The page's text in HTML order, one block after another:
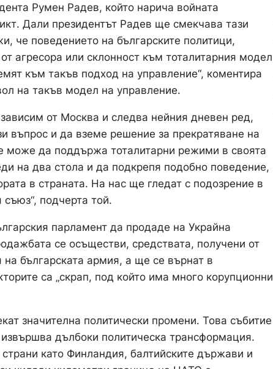
Румен Радев, който нарича войната
Дали президентът Радев ще смекчава тази
че поведението на българските политици,
агресора или склонност към тоталитарния модел
към такъв подход на управление“, коментира
на такъв модел на управление.
от Москва и следва нейния дневен ред,
въпрос и да вземе решение за прекратяване на
може да поддържа тоталитарни режими в своята
на два стола и да подкрепя подобно поведение,
в страната. На нас ще гледат с подозрение в
подчерта той.
парламент да продаде на Украйна
се осъществи, средствата, получени от
българската армия, а ще се върнат в
са „скрап, под който има много корупционни
значителна политически промени. Това събитие
дълбоки политическа трансформация.
като Финландия, балтийските държави и